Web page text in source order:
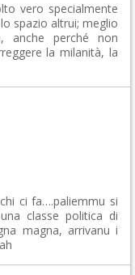
vero specialmente
spazio altrui; meglio
anche perché non
la milanità, la
ci fa….paliemmu si
classe politica di
magna, arrivanu i